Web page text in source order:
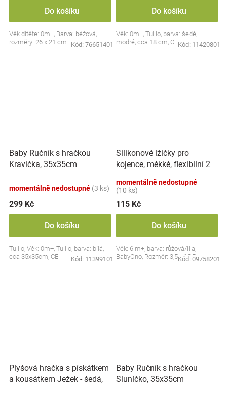
Do košíku
Věk dítěte: 0m+, Barva: béžová,
rozměry: 26 x 21 cm
Kód: 76651401
Do košíku
Věk: 0m+, Tulilo, barva: šedé,
modré, cca 18 cm, CEKód: 11420801
Baby Ručník s hračkou
Kravička, 35x35cm
momentálně nedostupné (3 ks)
299 Kč
Do košíku
Tulilo, Věk: 0m+, Tulilo, barva: bílá,
cca 35x35cm, CE
Kód: 11399101
Silikonové lžičky pro
kojence, měkké, flexibilní 2
momentálně nedostupné
(10 ks)
115 Kč
Do košíku
Věk: 6 m+, barva: růžová/lila,
BabyOno, Rozměr: 3,5 x 10,5 cm
Kód: 09758201
Plyšová hračka s pískátkem
a kousátkem Ježek - šedá,
Baby Ručník s hračkou
Sluníčko, 35x35cm